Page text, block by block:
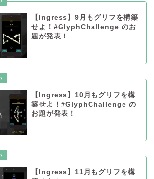
【Ingress】9月もグリフを構築
せよ！#GlyphChallenge のお
題が発表！
【Ingress】10月もグリフを構
築せよ！#GlyphChallenge の
お題が発表！
【Ingress】11月もグリフを構